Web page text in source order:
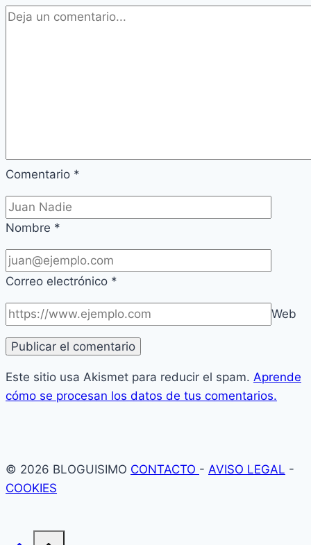
Comentario *
Nombre *
Correo electrónico *
Web
Este sitio usa Akismet para reducir el spam. Aprende
cómo se procesan los datos de tus comentarios.
© 2026 BLOGUISIMO CONTACTO - AVISO LEGAL -
COOKIES